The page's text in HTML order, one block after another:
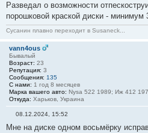
#
3
4
Разведал о возможности
порошковой краской диски - минимум
Сусанин плавно переходит в Susaneck...
vann4ous
Бывалый
Возраст: 23
Репутация: 3
Сообщения: 135
С нами: 1 год 8 месяцев
Марка вашего авто: Nysa 522 1989; Иж 412
Откуда: Харьков, Украина
о
08.12.2024, 15:52
Мне на диске одном восьмёрку